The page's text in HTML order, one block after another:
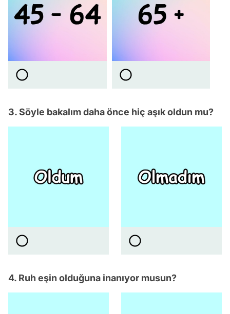
3. Söyle bakalım daha önce hiç aşık oldun mu?
4. Ruh eşin olduğuna inanıyor musun?